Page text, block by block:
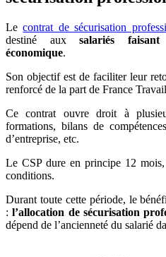
Lecontrat de sécurisation
destiné auxsalariés
économique.
Son objectif est de faciliter leur
renforcé de la part de France
Ce contrat ouvre droit à
formations, bilans de
d’entreprise, etc.
Le CSP dure en principe 12
conditions.
Durant toute cette période, le
:l’allocation de sécurisation
dépend de l’ancienneté du salarié